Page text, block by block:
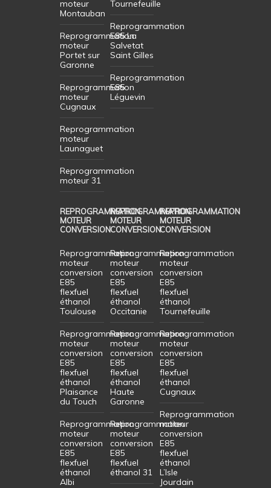
moteur
Montauban
Reprogrammation
moteur
Portet sur
Garonne
Reprogrammation
moteur
Cugnaux
Reprogrammation
moteur
Launaguet
Reprogrammation
moteur 31
Tournefeuille
Reprogrammation
E85 La
Salvetat
Saint Gilles
Reprogrammation
E85
Léguevin
REPROGRAMMATION
MOTEUR
CONVERSION
Reprogrammation
moteur
conversion
E85
flexfuel
éthanol
Toulouse
Reprogrammation
moteur
conversion
E85
flexfuel
éthanol
Plaisance
du Touch
Reprogrammation
moteur
conversion
E85
flexfuel
éthanol
Albi
REPROGRAMMATION
MOTEUR
CONVERSION
Reprogrammation
moteur
conversion
E85
flexfuel
éthanol
Occitanie
Reprogrammation
moteur
conversion
E85
flexfuel
éthanol
Haute
Garonne
Reprogrammation
moteur
conversion
E85
flexfuel
éthanol 31
REPROGRAMMATION
MOTEUR
CONVERSION
Reprogrammation
moteur
conversion
E85
flexfuel
éthanol
Tournefeuille
Reprogrammation
moteur
conversion
E85
flexfuel
éthanol
Cugnaux
Reprogrammation
moteur
conversion
E85
flexfuel
éthanol
L’Isle
Jourdain